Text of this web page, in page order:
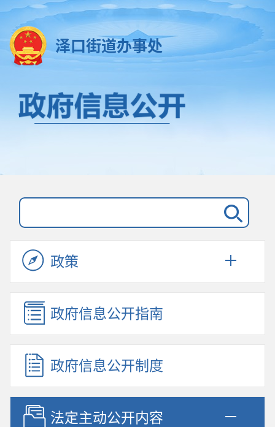
泽口街道办事处
政策
政府信息公开指南
政府信息公开制度
法定主动公开内容